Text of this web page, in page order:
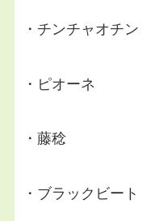
・チンチャオチン
・ピオーネ
・藤稔
・ブラックビート